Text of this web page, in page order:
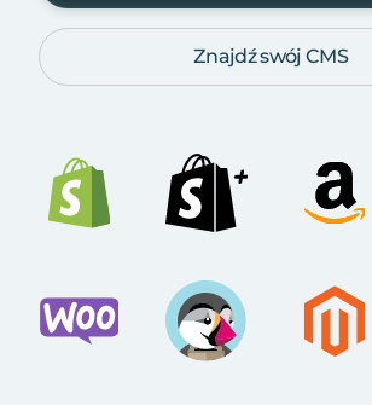
Znajdź swój CMS